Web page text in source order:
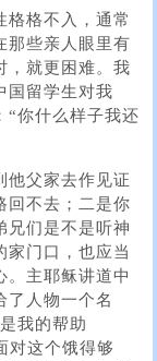
格格不入，通常
那些亲人眼里有
，就更困难。我
国留学生对我
“你什么样子我还
他父家去作见证
回不去；二是你
兄们是不是听神
家门口，也应当
。主耶稣讲道中
了人物一个名
我的帮助
对这个饿得够